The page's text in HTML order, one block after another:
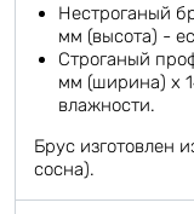
Нестроганый
мм (высота) -
Строганый
мм (ширина) х
влажности.
Брус изготовлен
сосна).